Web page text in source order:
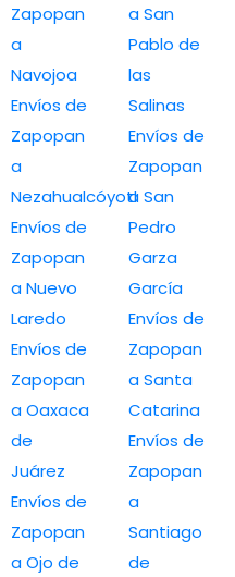
Zapopan
a
Navojoa
Envíos de
Zapopan
a
Nezahualcóyotl
Envíos de
Zapopan
a Nuevo
Laredo
Envíos de
Zapopan
a Oaxaca
de
Juárez
Envíos de
Zapopan
a Ojo de
a San
Pablo de
las
Salinas
Envíos de
Zapopan
a San
Pedro
Garza
García
Envíos de
Zapopan
a Santa
Catarina
Envíos de
Zapopan
a
Santiago
de